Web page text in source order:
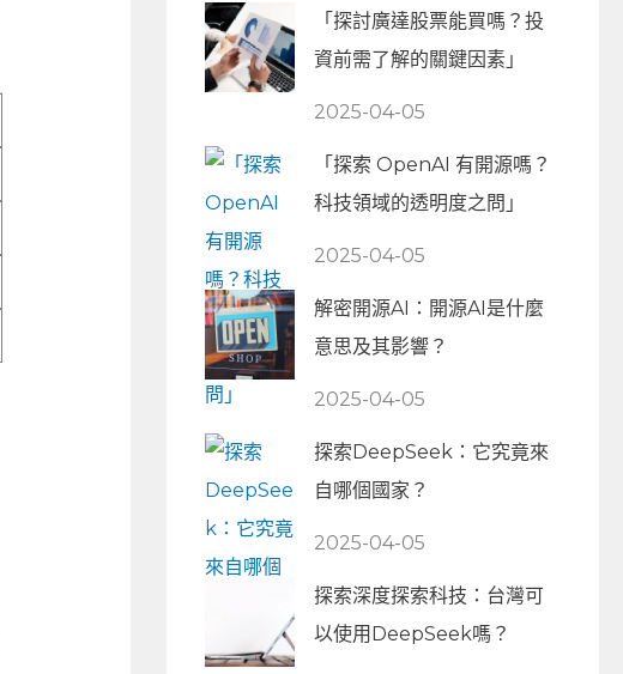
「探討廣達股票能買嗎？投
資前需了解的關鍵因素」
2025-04-05
「探索 OpenAI 有開源嗎？
科技領域的透明度之問」
2025-04-05
解密開源AI：開源AI是什麼
意思及其影響？
2025-04-05
探索DeepSeek：它究竟來
自哪個國家？
2025-04-05
探索深度探索科技：台灣可
以使用DeepSeek嗎？